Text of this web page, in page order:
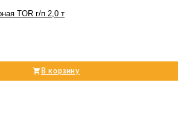
TOR г/п 2,0 т
В корзину